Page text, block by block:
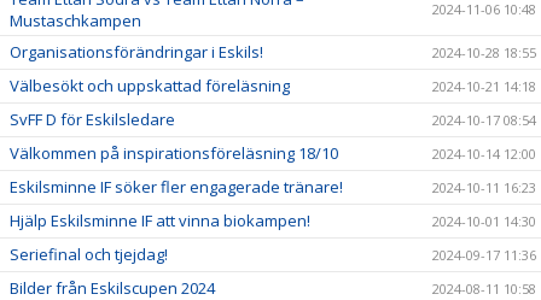
Mustaschkampen
2024-11-06 10:48
Organisationsförändringar i Eskils! 2024-10-28 18:55
Välbesökt och uppskattad föreläsning 2024-10-21 14:18
SvFF D för Eskilsledare 2024-10-17 08:54
Välkommen på inspirationsföreläsning 18/10 2024-10-14 12:00
Eskilsminne IF söker fler engagerade tränare! 2024-10-11 16:23
Hjälp Eskilsminne IF att vinna biokampen! 2024-10-01 14:30
Seriefinal och tjejdag! 2024-09-17 11:36
Bilder från Eskilscupen 2024 2024-08-11 10:58